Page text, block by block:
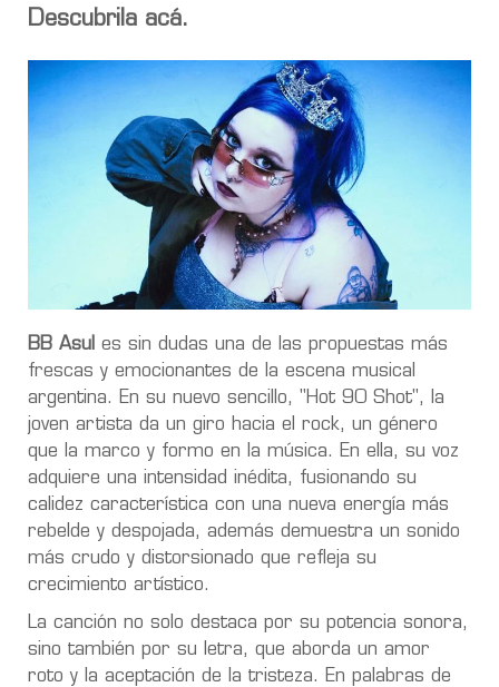
Descubrila acá.
BB Asul es sin dudas una de las propuestas más
frescas y emocionantes de la escena musical
argentina. En su nuevo sencillo, "Hot 90 Shot", la
joven artista da un giro hacia el rock, un género
que la marco y formo en la música. En ella, su voz
adquiere una intensidad inédita, fusionando su
calidez característica con una nueva energía más
rebelde y despojada, además demuestra un sonido
más crudo y distorsionado que refleja su
crecimiento artístico.
La canción no solo destaca por su potencia sonora,
sino también por su letra, que aborda un amor
roto y la aceptación de la tristeza. En palabras de